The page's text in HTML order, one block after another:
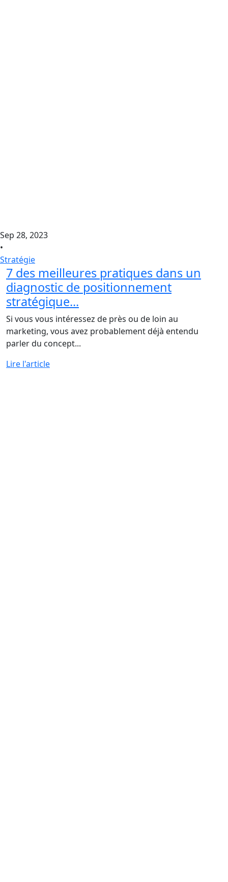
Sep 28, 2023
•
Stratégie
7 des meilleures pratiques dans un
diagnostic de positionnement
stratégique...
Si vous vous intéressez de près ou de loin au
marketing, vous avez probablement déjà entendu
parler du concept...
Lire l'article